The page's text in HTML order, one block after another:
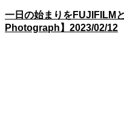
一日の始まりをFUJIFILM
Photograph】2023/02/12